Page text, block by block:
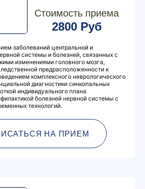
Стоимость приема
2800 Руб
заболеваний центральной и
системы и болезней, связанных с
изменениями головного мозга,
предрасположенности к
комплексного неврологического
диагностики синкопальных
индивидуального плана
болезней нервной системы с
технологий.
НА ПРИЕМ